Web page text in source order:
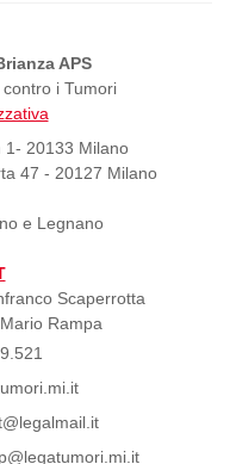
APS
i Tumori
1- 20133 Milano
47 - 20127 Milano
e Legnano
Scaperrotta
Rampa